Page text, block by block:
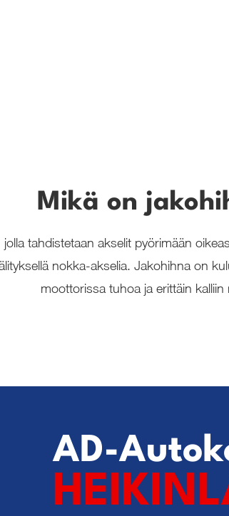
Mikä on
tahdistetaan akselit pyörimään
nokka-akselia. Jakohihna on
moottorissa tuhoa ja erittäin kalliin
AD-